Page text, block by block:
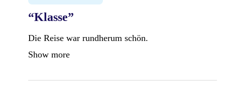
“Klasse”
Die Reise war rundherum schön.
Show more